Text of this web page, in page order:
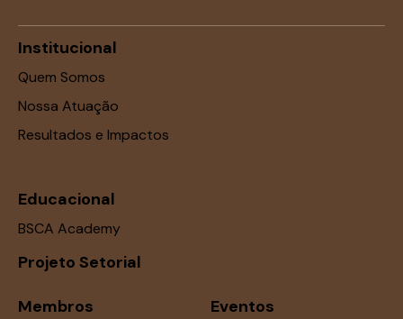
Institucional
Quem Somos
Nossa Atuação
Resultados e Impactos
Educacional
BSCA Academy
Projeto Setorial
Membros Eventos